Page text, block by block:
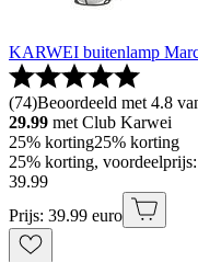
KARWEI buitenlamp
(74)Beoordeeld met 4.8
29.99 met Club Karwei
25% korting25% korting
25% korting,
39.99
Prijs: 39.99 euro